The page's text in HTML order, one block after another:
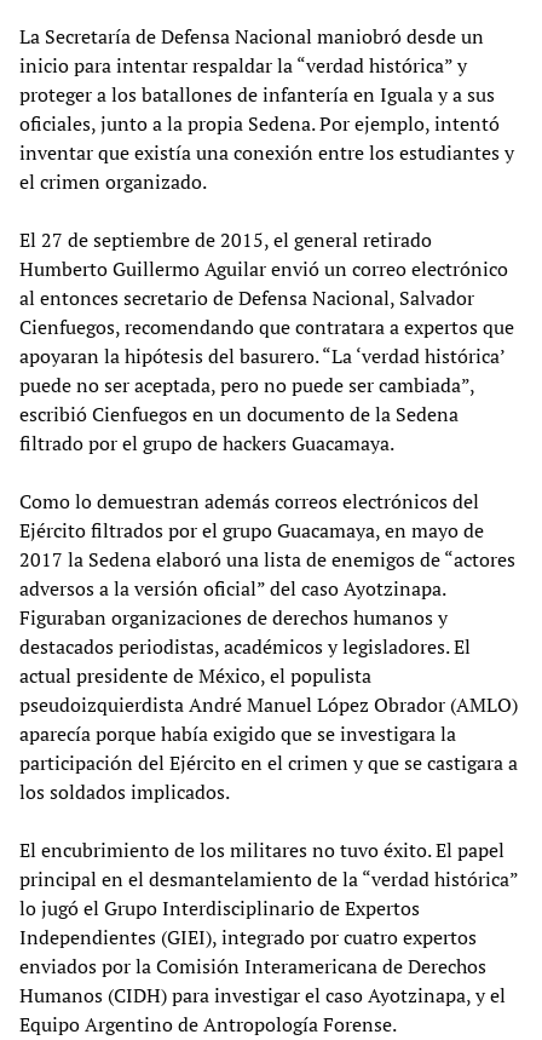
La Secretaría de Defensa Nacional maniobró desde un
inicio para intentar respaldar la “verdad histórica” y
proteger a los batallones de infantería en Iguala y a sus
oficiales, junto a la propia Sedena. Por ejemplo, intentó
inventar que existía una conexión entre los estudiantes y
el crimen organizado.
El 27 de septiembre de 2015, el general retirado
Humberto Guillermo Aguilar envió un correo electrónico
al entonces secretario de Defensa Nacional, Salvador
Cienfuegos, recomendando que contratara a expertos que
apoyaran la hipótesis del basurero. “La ‘verdad histórica’
puede no ser aceptada, pero no puede ser cambiada”,
escribió Cienfuegos en un documento de la Sedena
filtrado por el grupo de hackers Guacamaya.
Como lo demuestran además correos electrónicos del
Ejército filtrados por el grupo Guacamaya, en mayo de
2017 la Sedena elaboró una lista de enemigos de “actores
adversos a la versión oficial” del caso Ayotzinapa.
Figuraban organizaciones de derechos humanos y
destacados periodistas, académicos y legisladores. El
actual presidente de México, el populista
pseudoizquierdista André Manuel López Obrador (AMLO)
aparecía porque había exigido que se investigara la
participación del Ejército en el crimen y que se castigara a
los soldados implicados.
El encubrimiento de los militares no tuvo éxito. El papel
principal en el desmantelamiento de la “verdad histórica”
lo jugó el Grupo Interdisciplinario de Expertos
Independientes (GIEI), integrado por cuatro expertos
enviados por la Comisión Interamericana de Derechos
Humanos (CIDH) para investigar el caso Ayotzinapa, y el
Equipo Argentino de Antropología Forense.